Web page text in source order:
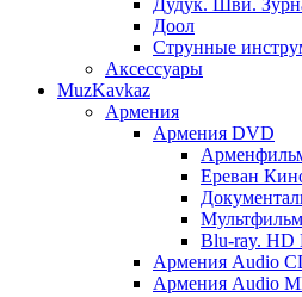
Дудук. Шви.
Доол
Струнные
Аксессуары
MuzKavkaz
Армения
Армения DVD
Ереван
Blu-ray. HD
Армения Audio
Армения Audio